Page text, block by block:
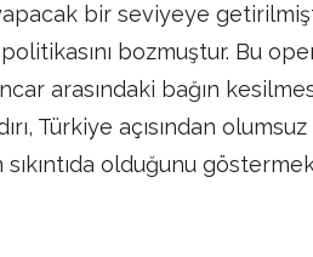
bir seviyeye
bozmuştur. Bu
arasındaki bağın
Türkiye açısından
olduğunu